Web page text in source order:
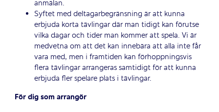
anmälan.
Syftet med deltagarbegränsning är att kunna
erbjuda korta tävlingar där man tidigt kan förutse
vilka dagar och tider man kommer att spela. Vi är
medvetna om att det kan innebära att alla inte får
vara med, men i framtiden kan förhoppningsvis
flera tävlingar arrangeras samtidigt för att kunna
erbjuda fler spelare plats i tävlingar.
För dig som arrangör